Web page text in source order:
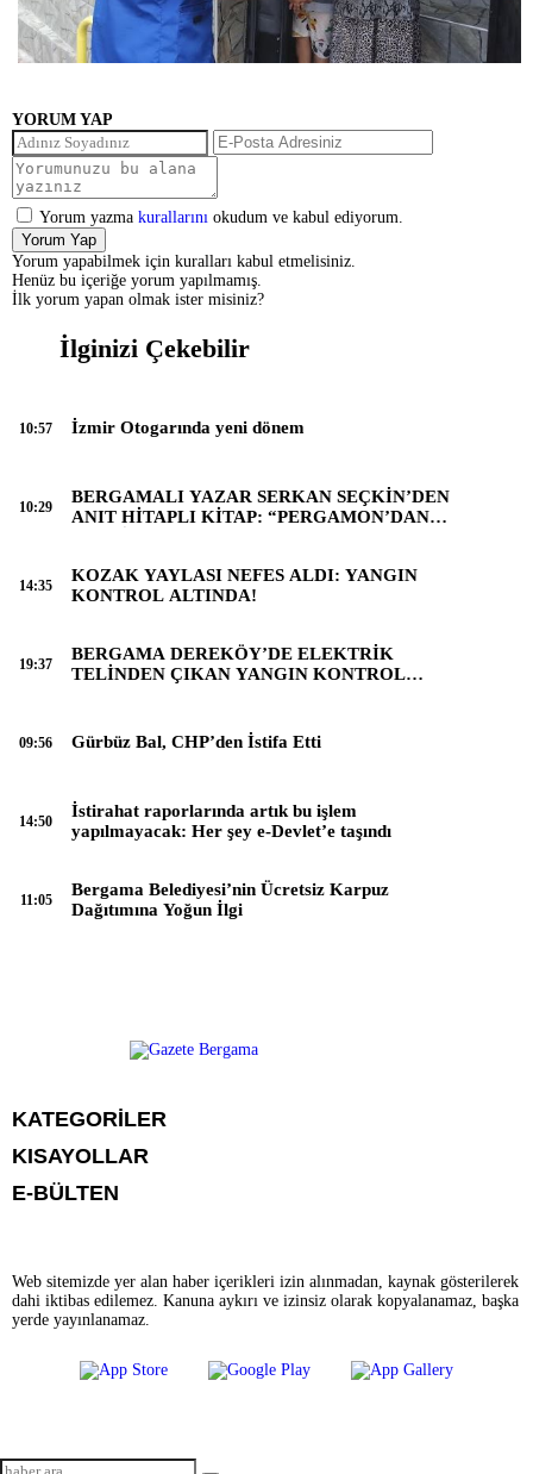
YORUM YAP
Yorum yazma kurallarını okudum ve kabul ediyorum.
Yorum Yap
Yorum yapabilmek için kuralları kabul etmelisiniz.
Henüz bu içeriğe yorum yapılmamış.
İlk yorum yapan olmak ister misiniz?
İlginizi Çekebilir
İzmir Otogarında yeni dönem
10:57
BERGAMALI YAZAR SERKAN SEÇKİN’DEN
ANIT HİTAPLI KİTAP: “PERGAMON’DAN
10:29
KOZAK YAYLASI NEFES ALDI: YANGIN
KONTROL ALTINDA!
14:35
BERGAMA DEREKÖY’DE ELEKTRİK
TELİNDEN ÇIKAN YANGIN KONTROL
19:37
Gürbüz Bal, CHP’den İstifa Etti
09:56
İstirahat raporlarında artık bu işlem
yapılmayacak: Her şey e-Devlet’e taşındı
14:50
Bergama Belediyesi’nin Ücretsiz Karpuz
Dağıtımına Yoğun İlgi
11:05
KATEGORİLER
BURÇLAR
HAVA DURUMU
CANLI TV
FİKSTÜR
FİRMA EKLE
GAZETE OKU
YAZARLAR
KISAYOLLAR
Menü seçimi yapın. WP-ADMIN → Görünüm → Menüler sayfasından
E-BÜLTEN
gazetebergama.com.tr
Web sitemizde yer alan haber içerikleri izin alınmadan, kaynak gösterilerek
dahi iktibas edilemez. Kanuna aykırı ve izinsiz olarak kopyalanamaz, başka
yerde yayınlanamaz.